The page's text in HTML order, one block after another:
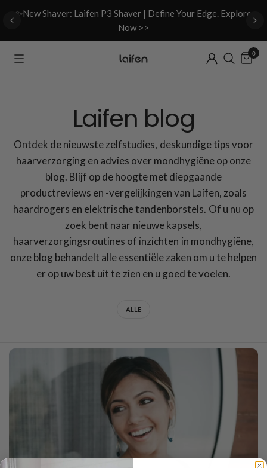
✨New Shaver: Laifen P3 Shaver | Define Your Edge. Explore
Now >>
0
Laifen blog
Ontdek de nieuwste zelfstudies, deskundige tips voor
haarverzorging en advies over mondhygiëne op onze
blog. Blijf op de hoogte met diepgaande
productreviews en -vergelijkingen van Laifen, zoals
haardrogers en elektrische tandenborstels. Of u nu op
zoek bent naar nieuwe kapsels,
haarverzorgingsroutines of inzichten in mondhygiëne,
onze blog behandelt alle essentiële zaken om u te helpen
er op uw best uit te zien en u goed te voelen.
ALLE